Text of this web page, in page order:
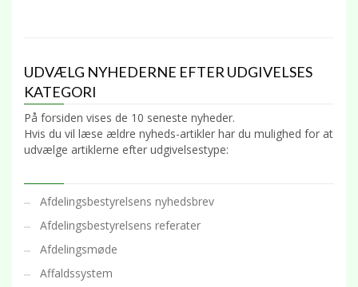
UDVÆLG NYHEDERNE EFTER UDGIVELSES
KATEGORI
På forsiden vises de 10 seneste nyheder.
Hvis du vil læse ældre nyheds-artikler har du mulighed for at
udvælge artiklerne efter udgivelsestype:
Afdelingsbestyrelsens nyhedsbrev
Afdelingsbestyrelsens referater
Afdelingsmøde
Affaldssystem